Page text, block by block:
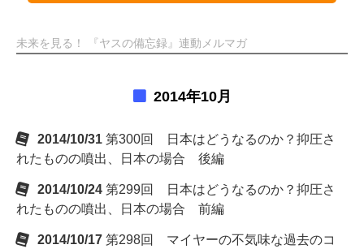
未来を見る！ 『ヤスの備忘録』連動メルマガ
2014年10月
2014/10/31 第300回 日本はどうなるのか？抑圧さ
れたものの噴出、日本の場合 後編
2014/10/24 第299回 日本はどうなるのか？抑圧さ
れたものの噴出、日本の場合 前編
2014/10/17 第298回 マイヤーの不気味な過去のコ